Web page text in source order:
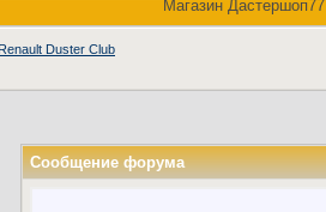
Магазин Дастершоп77
Duster Club
Сообщение форума